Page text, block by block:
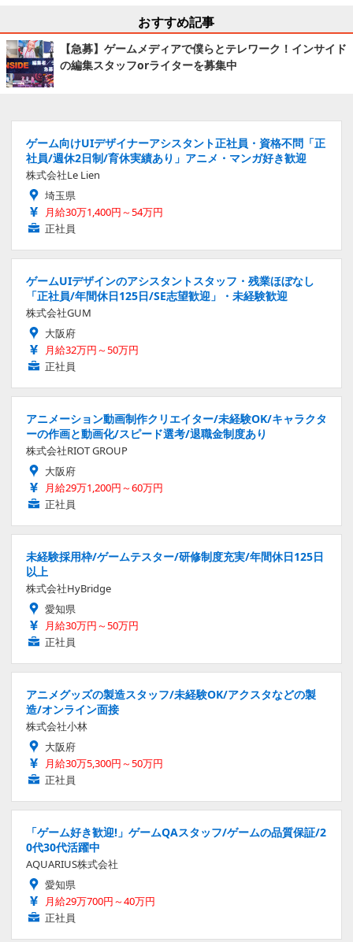
おすすめ記事
【急募】ゲームメディアで僕らとテレワーク！インサイド
の編集スタッフorライターを募集中
ゲーム向けUIデザイナーアシスタント正社員・資格不問「正
社員/週休2日制/育休実績あり」アニメ・マンガ好き歓迎
株式会社Le Lien
埼玉県
月給30万1,400円～54万円
正社員
ゲームUIデザインのアシスタントスタッフ・残業ほぼなし
「正社員/年間休日125日/SE志望歓迎」・未経験歓迎
株式会社GUM
大阪府
月給32万円～50万円
正社員
アニメーション動画制作クリエイター/未経験OK/キャラクタ
ーの作画と動画化/スピード選考/退職金制度あり
株式会社RIOT GROUP
大阪府
月給29万1,200円～60万円
正社員
未経験採用枠/ゲームテスター/研修制度充実/年間休日125日
以上
株式会社HyBridge
愛知県
月給30万円～50万円
正社員
アニメグッズの製造スタッフ/未経験OK/アクスタなどの製
造/オンライン面接
株式会社小林
大阪府
月給30万5,300円～50万円
正社員
「ゲーム好き歓迎!」ゲームQAスタッフ/ゲームの品質保証/2
0代30代活躍中
AQUARIUS株式会社
愛知県
月給29万700円～40万円
正社員